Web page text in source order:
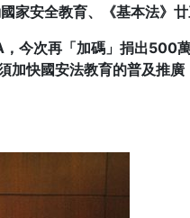
安全教育、《基本法》廿
今次再「加碼」捐出500
快國安法教育的普及推